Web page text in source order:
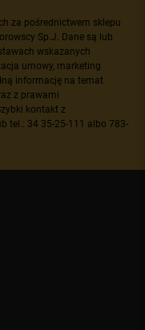
za pośrednictwem sklepu
Sp.J. Dane są lub
wskazanych
umowy, marketing
informację na temat
z prawami
kontakt z
tel.: 34 35-25-111 albo 783-